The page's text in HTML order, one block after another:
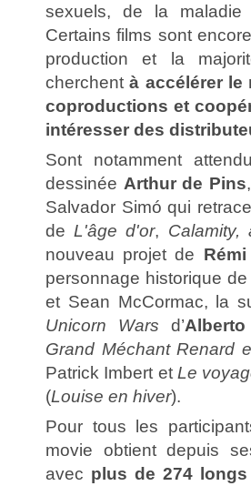
sexuels, de la maladie
Certains films sont
production et la
cherchent à accélérer le
coproductions et
intéresser des
Sont notamment
dessinée Arthur de Pins,
Salvador Simó qui
deL'âge d'or,
nouveau projet de
personnage historique
et Sean McCormac, la
Unicorn Wars d’
Grand Méchant Renard
Patrick Imbert et Le
(Louise en hiver).
Pour tous les
movie obtient depuis
avec plus de 274